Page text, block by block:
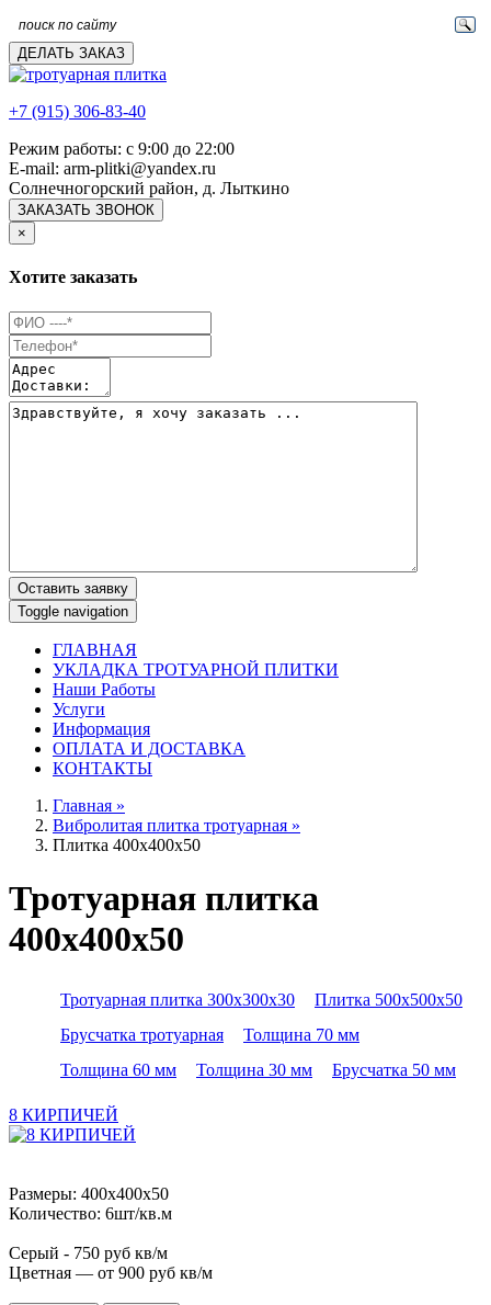
ДЕЛАТЬ ЗАКАЗ
+7 (915) 306-83-40
Режим работы: с 9:00 до 22:00
E-mail: arm-plitki@yandex.ru
Солнечногорский район, д. Лыткино
ЗАКАЗАТЬ ЗВОНОК
×
Хотите заказать
Оставить заявку
Toggle navigation
ГЛАВНАЯ
УКЛАДКА ТРОТУАРНОЙ ПЛИТКИ
Наши Работы
Услуги
Информация
ОПЛАТА И ДОСТАВКА
КОНТАКТЫ
Главная »
Вибролитая плитка тротуарная »
Плитка 400х400х50
Тротуарная плитка
400х400х50
Тротуарная плитка 300х300х30
Плитка 500х500х50
Брусчатка тротуарная
Толщина 70 мм
Толщина 60 мм
Толщина 30 мм Брусчатка 50 мм
8 КИРПИЧЕЙ
Размеры: 400x400x50
Количество: 6шт/кв.м
Серый - 750 руб кв/м
Цветная — от 900 руб кв/м